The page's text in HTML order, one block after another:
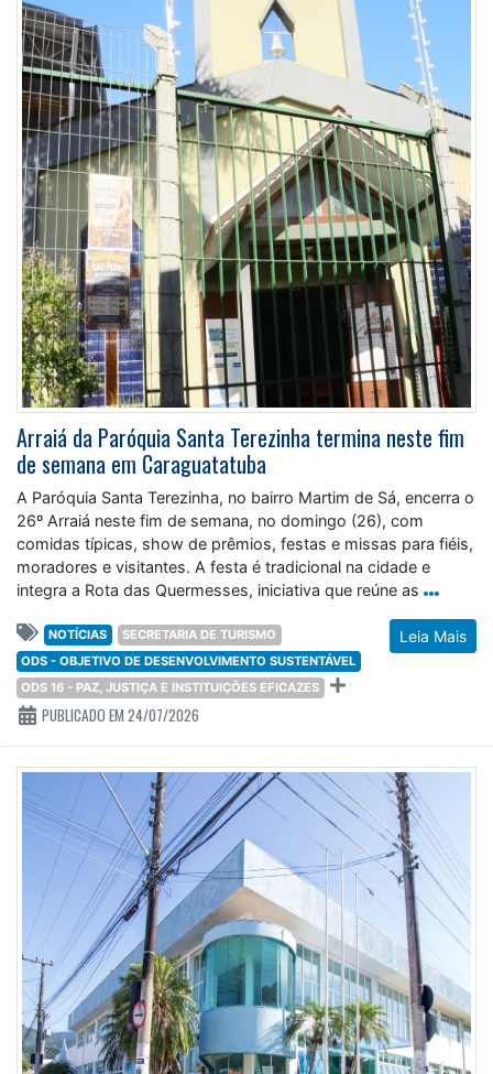
Arraiá da Paróquia Santa Terezinha termina neste fim
de semana em Caraguatatuba
A Paróquia Santa Terezinha, no bairro Martim de Sá, encerra o
26º Arraiá neste fim de semana, no domingo (26), com
comidas típicas, show de prêmios, festas e missas para fiéis,
moradores e visitantes. A festa é tradicional na cidade e
integra a Rota das Quermesses, iniciativa que reúne as
Leia Mais
NOTÍCIAS
SECRETARIA DE TURISMO
ODS - OBJETIVO DE DESENVOLVIMENTO SUSTENTÁVEL
ODS 16 - PAZ, JUSTIÇA E INSTITUIÇÕES EFICAZES
PUBLICADO EM 24/07/2026